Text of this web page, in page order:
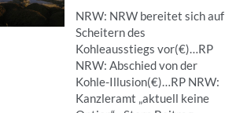
NRW: NRW bereitet sich auf
Scheitern des
Kohleausstiegs vor(€)…RP
NRW: Abschied von der
Kohle-Illusion(€)…RP NRW:
Kanzleramt „aktuell keine